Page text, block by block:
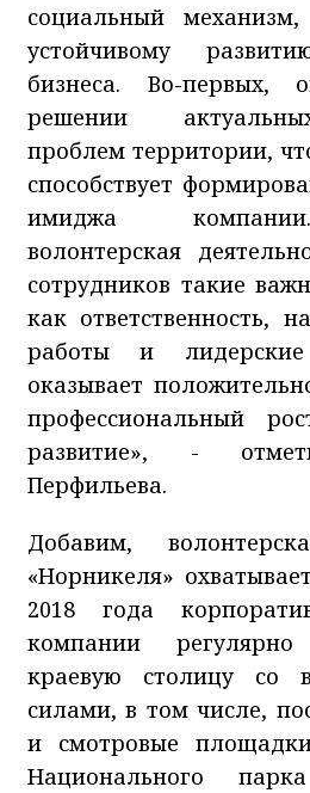
социальный механизм,
устойчивому
бизнеса. Во-первых,
решении
проблем территории,
способствует
имиджа
волонтерская
сотрудников такие
как ответственность,
работы и
оказывает
профессиональный
развитие», -
Перфильева.
Добавим,
«Норникеля»
2018 года
компании
краевую столицу со
силами, в том числе,
и смотровые
Национального